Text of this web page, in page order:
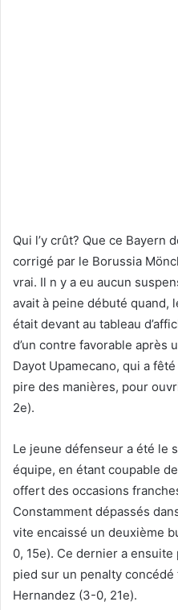
Qui l’y crût? Que ce Bayern
corrigé par le Borussia
vrai. Il n y a eu aucun
avait à peine débuté quand,
était devant au tableau
d’un contre favorable après
Dayot Upamecano, qui a
pire des manières, pour
2e).
Le jeune défenseur a été le
équipe, en étant coupable
offert des occasions
Constamment dépassés
vite encaissé un deuxième
0, 15e). Ce dernier a
pied sur un penalty
Hernandez (3-0, 21e).